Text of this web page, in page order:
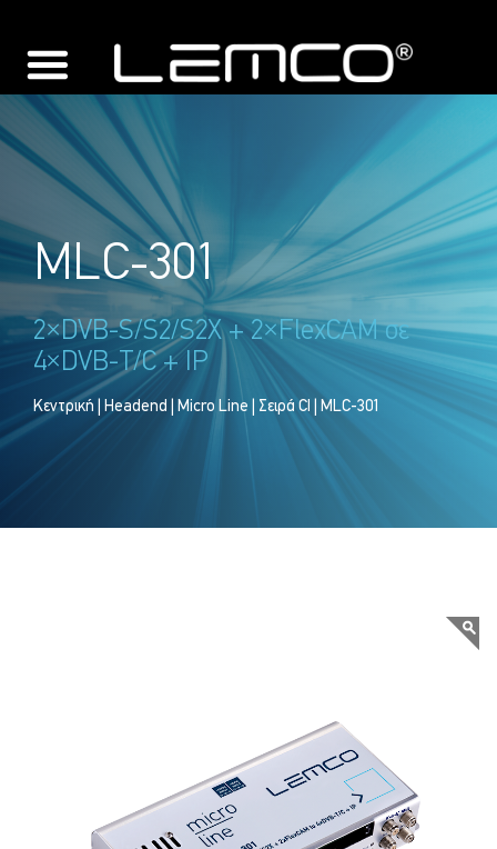
MLC-301
2×DVB-S/S2/S2X + 2×FlexCAM σε
4×DVB-T/C + IP
Κεντρική Headend Micro Line Σειρά CI | MLC-301